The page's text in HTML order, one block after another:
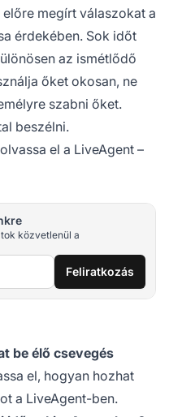
megírt válaszokat a
érdekében. Sok időt
az ismétlődő
őket okosan, ne
szabni őket.
beszélni.
el a LiveAgent –
közvetlenül a
Feliratkozás
be élő csevegés
el, hogyan hozhat
a LiveAgent-ben.